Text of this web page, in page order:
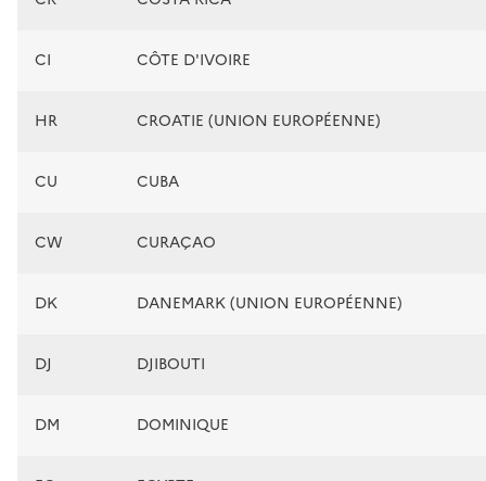
CI CÔTE D'IVOIRE
HR CROATIE (UNION EUROPÉENNE)
CU CUBA
CW CURAÇAO
DK DANEMARK (UNION EUROPÉENNE)
DJ DJIBOUTI
DM DOMINIQUE